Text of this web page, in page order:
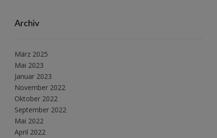
Archiv
März 2025
Mai 2023
Januar 2023
November 2022
Oktober 2022
September 2022
Mai 2022
April 2022